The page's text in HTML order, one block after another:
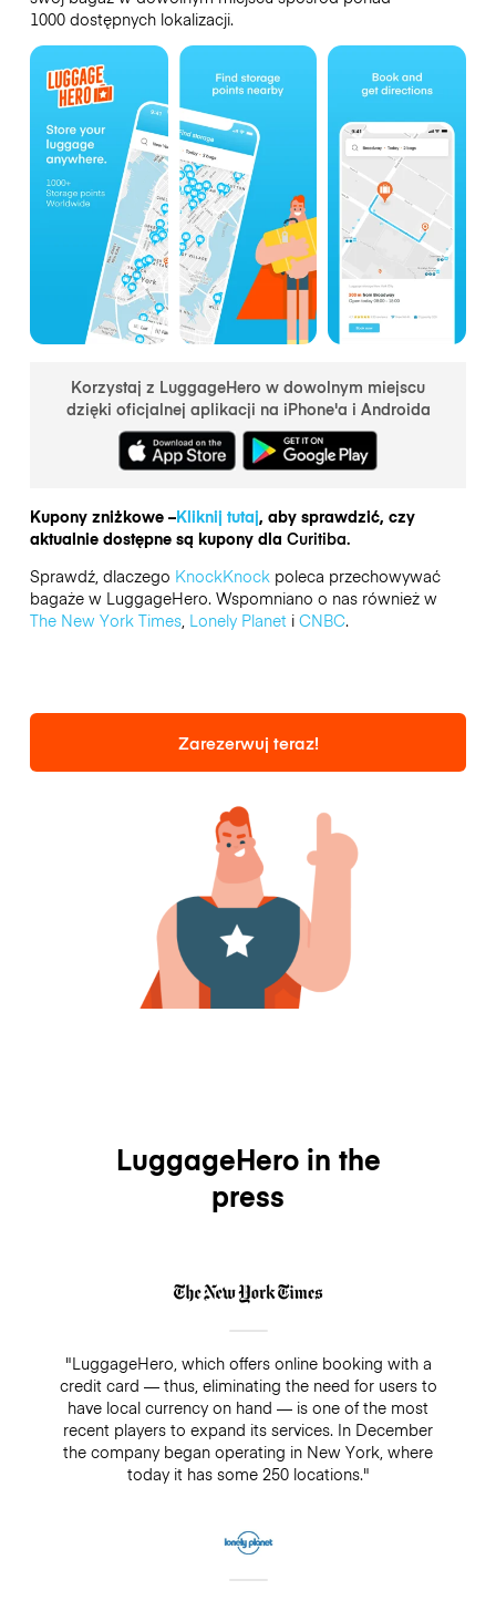
1000 dostępnych lokalizacji.
Korzystaj z LuggageHero w dowolnym miejscu
dzięki oficjalnej aplikacji na iPhone'a i Androida
Kupony zniżkowe –Kliknij tutaj, aby sprawdzić, czy
aktualnie dostępne są kupony dla Curitiba.
Sprawdź, dlaczego KnockKnockpoleca przechowywać
bagaże w LuggageHero. Wspomniano o nas również w
The New York Times, Lonely Planeti CNBC.
Zarezerwuj teraz!
LuggageHero in the
press
"LuggageHero, which offers online booking with a
credit card — thus, eliminating the need for users to
have local currency on hand — is one of the most
recent players to expand its services. In December
the company began operating in New York, where
today it has some 250 locations."